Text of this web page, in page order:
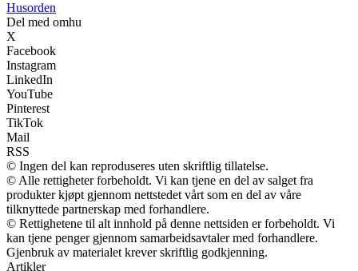
Husorden
Del med omhu
X
Facebook
Instagram
LinkedIn
YouTube
Pinterest
TikTok
Mail
RSS
© Ingen del kan reproduseres uten skriftlig tillatelse.
© Alle rettigheter forbeholdt. Vi kan tjene en del av salget fra
produkter kjøpt gjennom nettstedet vårt som en del av våre
tilknyttede partnerskap med forhandlere.
© Rettighetene til alt innhold på denne nettsiden er forbeholdt. Vi
kan tjene penger gjennom samarbeidsavtaler med forhandlere.
Gjenbruk av materialet krever skriftlig godkjenning.
Artikler